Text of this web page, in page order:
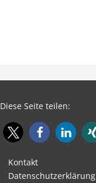
Diese Seite teilen:
Kontakt
Datenschutzerklärung